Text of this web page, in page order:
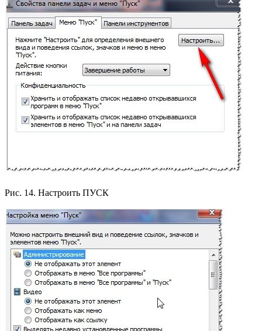
Рис. 14. Настроить ПУСК